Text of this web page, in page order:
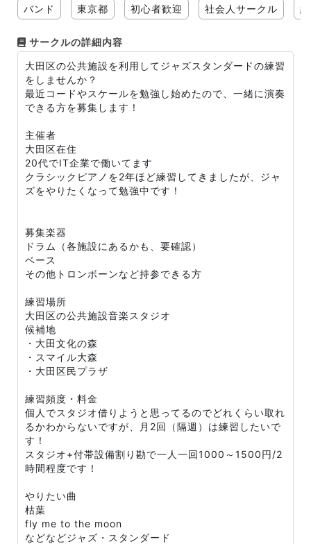
バンド 東京都 初心者歓迎 社会人サークル
サークルの詳細内容
大田区の公共施設を利用してジャズスタンダードの練習
をしませんか？
最近コードやスケールを勉強し始めたので、一緒に演奏
できる方を募集します！
主催者
大田区在住
20代でIT企業で働いてます
クラシックピアノを2年ほど練習してきましたが、ジャ
ズをやりたくなって勉強中です！
募集楽器
ドラム（各施設にあるかも、要確認）
ベース
その他トロンボーンなど持参できる方
練習場所
大田区の公共施設音楽スタジオ
候補地
・大田文化の森
・スマイル大森
・大田区民プラザ
練習頻度・料金
個人でスタジオ借りようと思ってるのでどれくらい取れ
るかわからないですが、月2回（隔週）は練習したいで
す！
スタジオ+付帯設備割り勘で一人一回1000～1500円/2
時間程度です！
やりたい曲
枯葉
fly me to the moon
などなどジャズ・スタンダード